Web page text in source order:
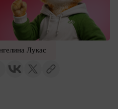
Лукас